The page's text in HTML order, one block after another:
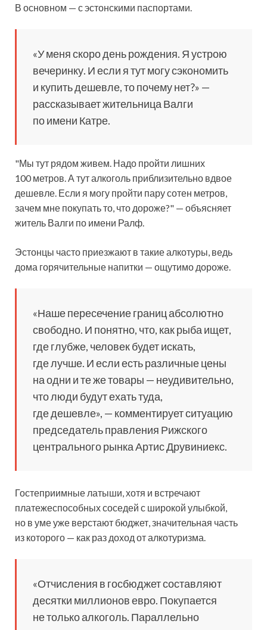
В основном — с эстонскими паспортами.
«У меня скоро день рождения. Я устрою
вечеринку. И если я тут могу сэкономить
и купить дешевле, то почему нет?» —
рассказывает жительница Валги
по имени Катре.
"Мы тут рядом живем. Надо пройти лишних
100 метров. А тут алкоголь приблизительно вдвое
дешевле. Если я могу пройти пару сотен метров,
зачем мне покупать то, что дороже?" — объясняет
житель Валги по имени Ралф.
Эстонцы часто приезжают в такие алкотуры, ведь
дома горячительные напитки — ощутимо дороже.
«Наше пересечение границ абсолютно
свободно. И понятно, что, как рыба ищет,
где глубже, человек будет искать,
где лучше. И если есть различные цены
на одни и те же товары — неудивительно,
что люди будут ехать туда,
где дешевле», — комментирует ситуацию
председатель правления Рижского
центрального рынка Артис Друвиниекс.
Гостеприимные латыши, хотя и встречают
платежеспособных соседей с широкой улыбкой,
но в уме уже верстают бюджет, значительная часть
из которого — как раз доход от алкотуризма.
«Отчисления в госбюджет составляют
десятки миллионов евро. Покупается
не только алкоголь. Параллельно